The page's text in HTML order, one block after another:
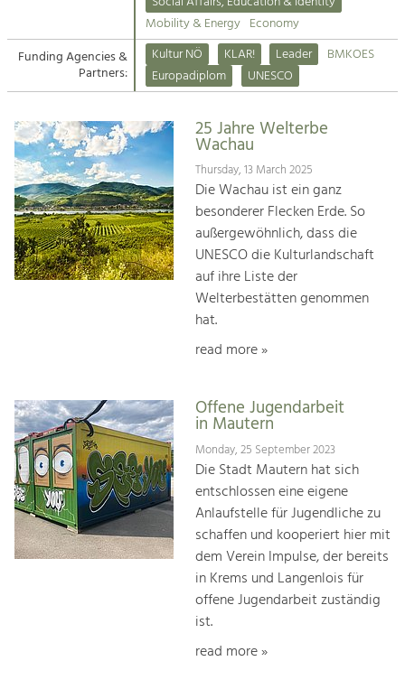
Suche
Impressum
Kontakt
Tourism
Offer Development and Positioning
Art & Culture
Crafts, Science and Research.
Social Affairs, Education
& Identity
Equality, Youth and Integration.
Climate Change, Public Transport and
Increase in Regional Value Added.
Mobility & Energy Economy
Funding Agencies &
Partners:
Kultur NÖ KLAR! Leader
BMKOES
Europadiplom
UNESCO
25 Jahre Welterbe
Wachau
Thursday, 13 March 2025
Die Wachau ist ein ganz
besonderer Flecken Erde. So
außergewöhnlich, dass die
UNESCO die Kulturlandschaft
auf ihre Liste der
Welterbestätten genommen
hat.
read more »
Offene Jugendarbeit
in Mautern
Monday, 25 September 2023
Die Stadt Mautern hat sich
entschlossen eine eigene
Anlaufstelle für Jugendliche zu
schaffen und kooperiert hier mit
dem Verein Impulse, der bereits
in Krems und Langenlois für
offene Jugendarbeit zuständig
ist.
read more »